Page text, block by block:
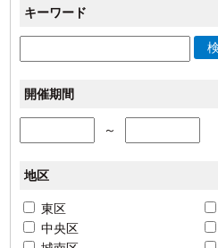
キーワード
開催期間
～
地区
東区
中央区